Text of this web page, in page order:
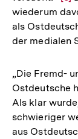
der
wiederum
als
der medialen
„Die Fremd-
Ostdeutsche
Als klar
schwieriger
aus